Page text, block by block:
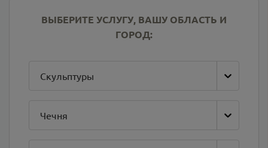
ВЫБЕРИТЕ УСЛУГУ, ВАШУ ОБЛАСТЬ И
ГОРОД:
Скульптуры
Чечня